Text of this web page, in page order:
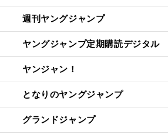
週刊ヤングジャンプ
ヤングジャンプ定期購読デジタル
ヤンジャン！
となりのヤングジャンプ
グランドジャンプ